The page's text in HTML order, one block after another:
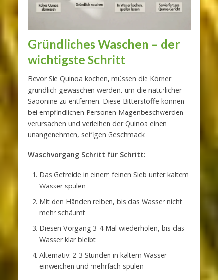
Gründliches Waschen – der
wichtigste Schritt
Bevor Sie Quinoa kochen, müssen die Körner
gründlich gewaschen werden, um die natürlichen
Saponine zu entfernen. Diese Bitterstoffe können
bei empfindlichen Personen Magenbeschwerden
verursachen und verleihen der Quinoa einen
unangenehmen, seifigen Geschmack.
Waschvorgang Schritt für Schritt:
Das Getreide in einem feinen Sieb unter kaltem
Wasser spülen
Mit den Händen reiben, bis das Wasser nicht
mehr schäumt
Diesen Vorgang 3-4 Mal wiederholen, bis das
Wasser klar bleibt
Alternativ: 2-3 Stunden in kaltem Wasser
einweichen und mehrfach spülen